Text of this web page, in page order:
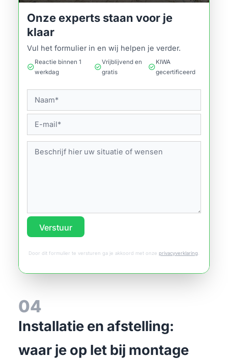
Onze experts staan voor je
klaar
Vul het formulier in en wij helpen je verder.
check_circle
Reactie binnen 1
werkdag
check_circle
Vrijblijvend en
gratis
check_circle
KIWA
gecertificeerd
Verstuur
Door dit formulier te versturen ga je akkoord met onze privacyverklaring
04
Installatie en afstelling:
waar je op let bij montage